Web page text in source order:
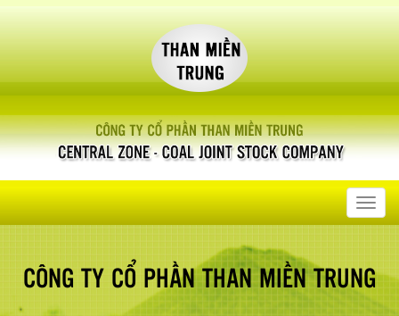
CÔNG TY CỔ PHẦN THAN MIỀN TRUNG